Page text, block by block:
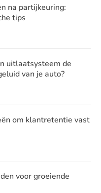
na partijkeuring:
tips
uitlaatsysteem de
van je auto?
om klantretentie vast
voor groeiende